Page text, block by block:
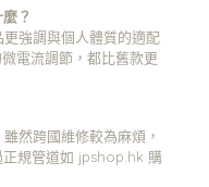
？
強調與個人體質的適配
電流調節，都比舊款更
然跨國維修較為麻煩，
規管道如 jpshop.hk 購